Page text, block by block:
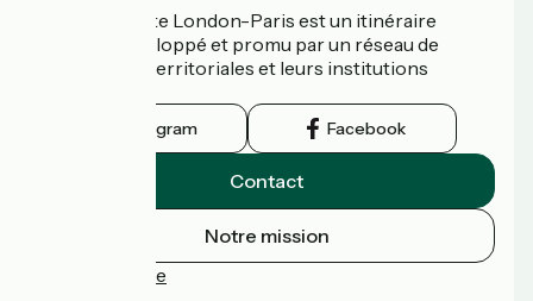
L’Avenue Verte London-Paris est un itinéraire
cyclable développé et promu par un réseau de
collectivités territoriales et leurs institutions
Instagram Facebook
Contact
Notre mission
Espace Presse